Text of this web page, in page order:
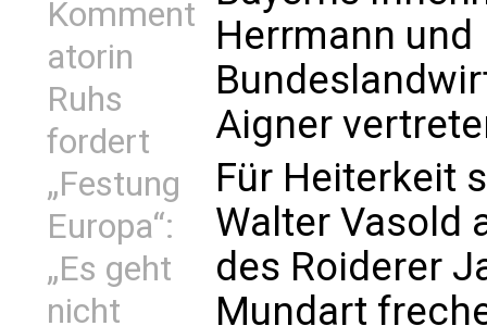
Komment
atorin
Ruhs
fordert
„Festung
Europa“:
„Es geht
nicht
Herrmann und
Aigner
Für Heiterkeit
Walter Vasold
des Roiderer
Mundart